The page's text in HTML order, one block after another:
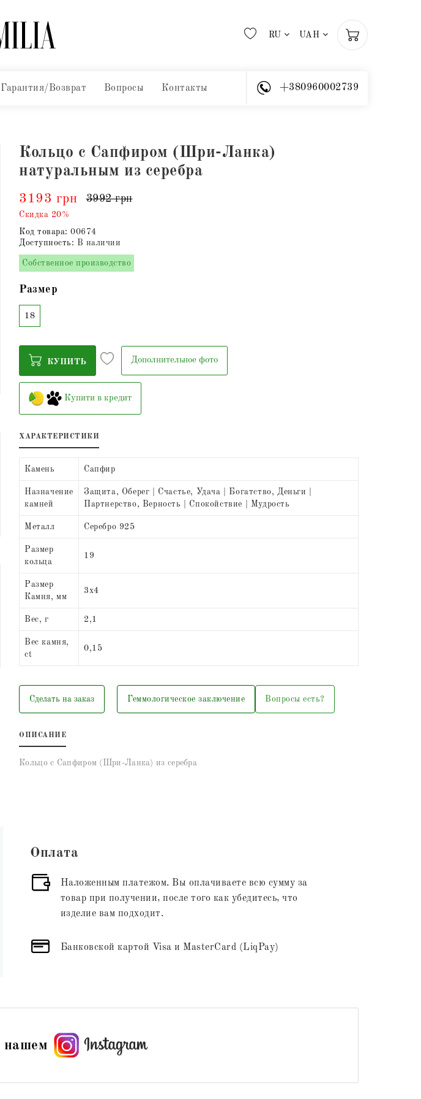
RU UAH
Гарантия/Возврат Вопросы Контакты +380960002739
Кольцо с Сапфиром (Шри-Ланка)
натуральным из серебра
3193 грн 3992 грн
Скидка 20%
Код товара: 00674
Доступность: В наличии
Собственное производство
Размер
18
КУПИТЬ Дополнительное фото
Купити в кредит
ХАРАКТЕРИСТИКИ
Камень Сапфир
Назначение
камней
Защита, Оберег | Счастье, Удача | Богатство, Деньги |
Партнерство, Верность | Спокойствие | Мудрость
Металл Серебро 925
Размер
кольца
19
Размер
Камня, мм
3х4
Вес, г 2,1
Вес камня,
ct
0,15
Сделать на заказ Геммологическое заключение Вопросы есть?
ОПИСАНИЕ
Кольцо с Сапфиром (Шри-Ланка) из серебра
Оплата
Наложенным платежом. Вы оплачиваете всю сумму за
товар при получении, после того как убедитесь, что
изделие вам подходит.
Банковской картой Visa и MasterCard (LiqPay)
нашем